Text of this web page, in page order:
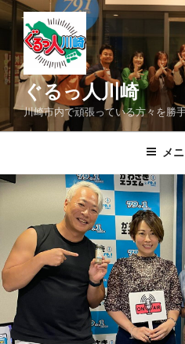
コ
ン
ツ
ス
プ
ぐるっ人川崎
川崎市内で頑張っている方々を勝
メ